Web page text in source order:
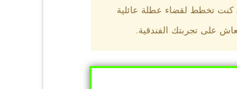
كنت تخطط لقضاء عطلة عائلية
على تجربتك الفندقية.